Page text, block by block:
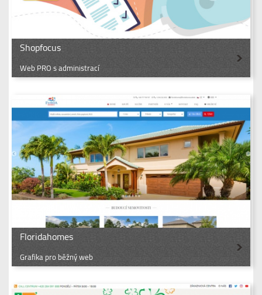
Shopfocus
Web PRO s administrací
Floridahomes
Grafika pro běžný web